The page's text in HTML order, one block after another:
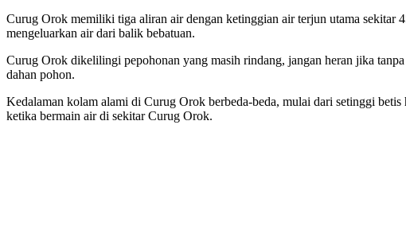
Curug Orok memiliki tiga aliran air dengan ketinggian air terjun utama sekitar
mengeluarkan air dari balik bebatuan.
Curug Orok dikelilingi pepohonan yang masih rindang, jangan heran jika
dahan pohon.
Kedalaman kolam alami di Curug Orok berbeda-beda, mulai dari setinggi
ketika bermain air di sekitar Curug Orok.